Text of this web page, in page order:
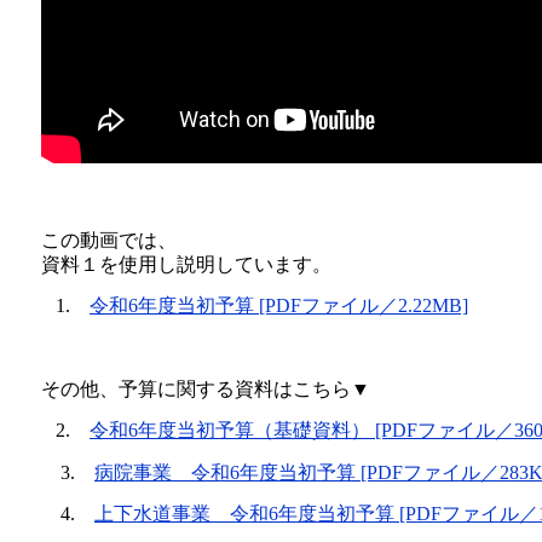
この動画では、
資料１を使用し説明しています。
1. 令和6年度当初予算 [PDFファイル／2.22MB]
その他、予算に関する資料はこちら▼
2. 令和6年度当初予算（基礎資料） [PDFファイル／
3. 病院事業 令和6年度当初予算 [PDFファイル／
4. 上下水道事業 令和6年度当初予算 [PDFファイル／